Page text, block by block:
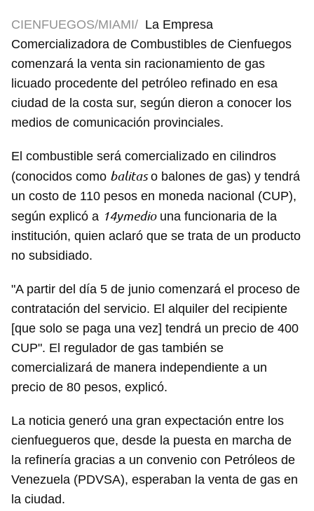
CIENFUEGOS/MIAMI/ La Empresa
Comercializadora de Combustibles de Cienfuegos
comenzará la venta sin racionamiento de gas
licuado procedente del petróleo refinado en esa
ciudad de la costa sur, según dieron a conocer los
medios de comunicación provinciales.
El combustible será comercializado en cilindros
(conocidos como balitaso balones de gas) y tendrá
un costo de 110 pesos en moneda nacional (CUP),
según explicó a 14ymediouna funcionaria de la
institución, quien aclaró que se trata de un producto
no subsidiado.
"A partir del día 5 de junio comenzará el proceso de
contratación del servicio. El alquiler del recipiente
[que solo se paga una vez] tendrá un precio de 400
CUP". El regulador de gas también se
comercializará de manera independiente a un
precio de 80 pesos, explicó.
La noticia generó una gran expectación entre los
cienfuegueros que, desde la puesta en marcha de
la refinería gracias a un convenio con Petróleos de
Venezuela (PDVSA), esperaban la venta de gas en
la ciudad.